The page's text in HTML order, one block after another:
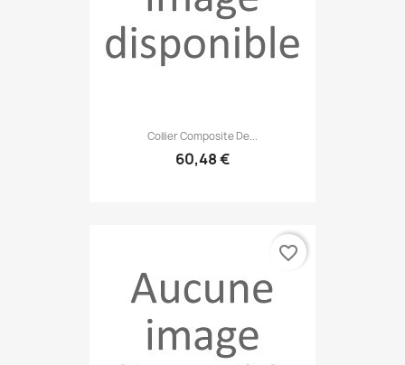
Collier Composite De...
60,48 €
favorite_border